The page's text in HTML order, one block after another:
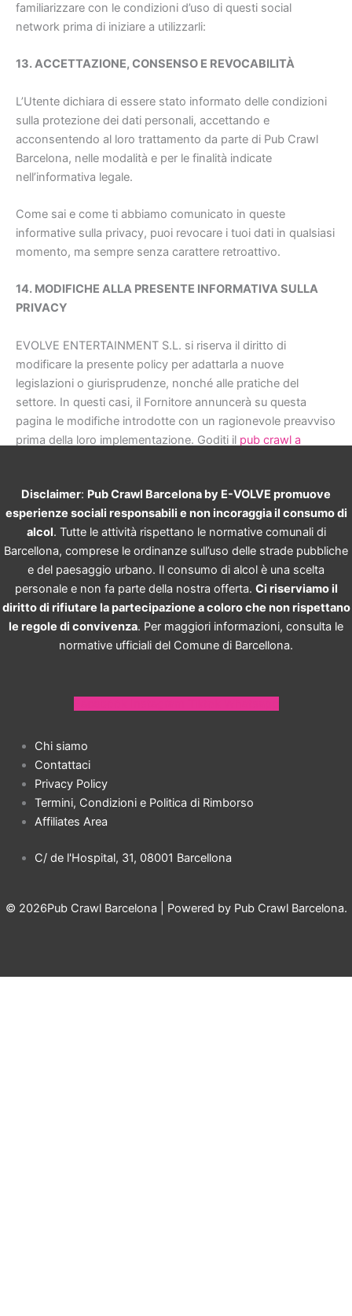
familiarizzare con le condizioni d’uso di questi social
network prima di iniziare a utilizzarli:
13. ACCETTAZIONE, CONSENSO E REVOCABILITÀ
L’Utente dichiara di essere stato informato delle condizioni
sulla protezione dei dati personali, accettando e
acconsentendo al loro trattamento da parte di Pub Crawl
Barcelona, nelle modalità e per le finalità indicate
nell’informativa legale.
Come sai e come ti abbiamo comunicato in queste
informative sulla privacy, puoi revocare i tuoi dati in qualsiasi
momento, ma sempre senza carattere retroattivo.
14. MODIFICHE ALLA PRESENTE INFORMATIVA SULLA
PRIVACY
EVOLVE ENTERTAINMENT S.L. si riserva il diritto di
modificare la presente policy per adattarla a nuove
legislazioni o giurisprudenze, nonché alle pratiche del
settore. In questi casi, il Fornitore annuncerà su questa
pagina le modifiche introdotte con un ragionevole preavviso
prima della loro implementazione. Goditi il pub crawl a
Disclaimer: Pub Crawl Barcelona by E-VOLVE promuove
esperienze sociali responsabili e non incoraggia il consumo di
alcol. Tutte le attività rispettano le normative comunali di
Barcellona, comprese le ordinanze sull’uso delle strade pubbliche
e del paesaggio urbano. Il consumo di alcol è una scelta
personale e non fa parte della nostra offerta. Ci riserviamo il
diritto di rifiutare la partecipazione a coloro che non rispettano
le regole di convivenza. Per maggiori informazioni, consulta le
normative ufficiali del Comune di Barcellona.
Chi siamo
Contattaci
Privacy Policy
Termini, Condizioni e Politica di Rimborso
Affiliates Area
C/ de l'Hospital, 31, 08001 Barcellona
© 2026Pub Crawl Barcelona | Powered by Pub Crawl Barcelona.